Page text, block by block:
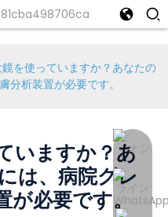
鏡を使っていますか？あなたの
分析装置が必要です。
いますか？あ
は、病院グレ
が必要です。